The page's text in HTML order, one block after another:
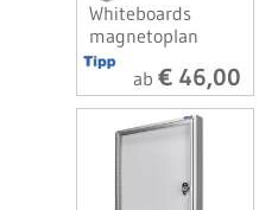
Whiteboards
magnetoplan
ab € 46,00